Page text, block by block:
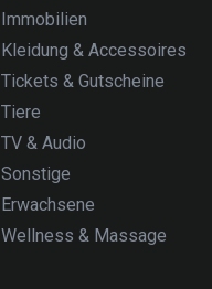
Immobilien
Kleidung & Accessoires
Tickets & Gutscheine
Tiere
TV & Audio
Sonstige
Erwachsene
Wellness & Massage